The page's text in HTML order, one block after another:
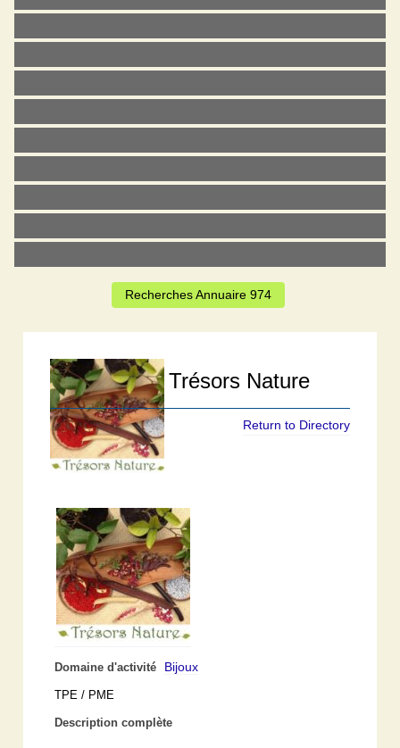
Recherches Annuaire 974
Trésors Nature
Return to Directory
Domaine d'activité Bijoux
TPE / PME
Description complète